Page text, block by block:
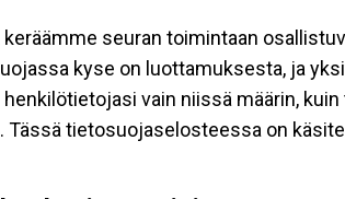
seuran toimintaan
kyse on luottamuksesta, ja
vain niissä määrin,
tietosuojaselosteessa on